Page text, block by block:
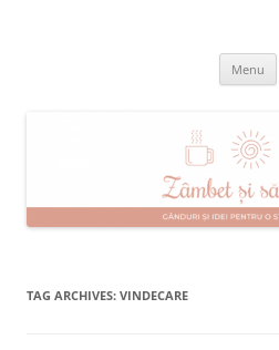
Menu
TAG ARCHIVES: VINDECARE